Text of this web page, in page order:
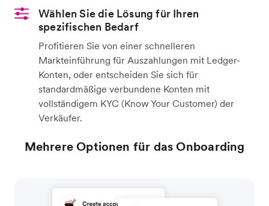
Wählen Sie die Lösung für Ihren
spezifischen Bedarf
Profitieren Sie von einer schnelleren
Markteinführung für Auszahlungen mit Ledger-
Konten, oder entscheiden Sie sich für
standardmäßige verbundene Konten mit
vollständigem KYC (Know Your Customer) der
Verkäufer.
Mehrere Optionen für das Onboarding